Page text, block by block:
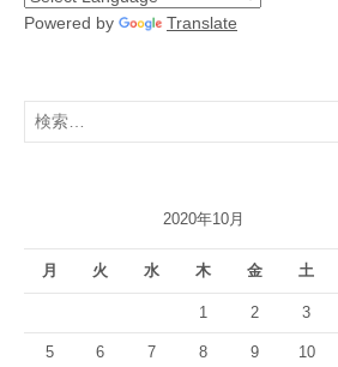
Powered by Translate
検
索:
2020年10月
月 火 水 木 金 土
1 2 3
5 6 7 8 9 10